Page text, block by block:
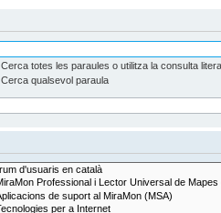
Cerca totes les paraules o utilitza la consulta
Cerca qualsevol paraula